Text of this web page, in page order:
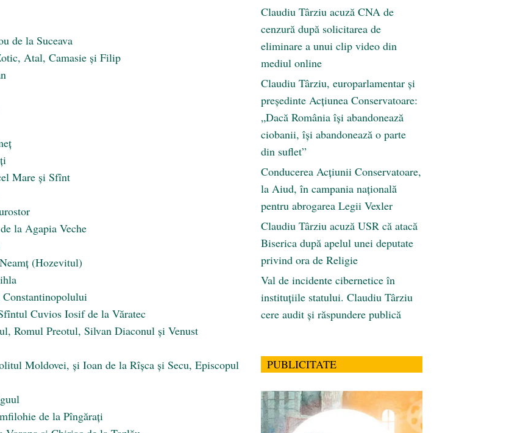
de la Suceava
Atal, Camasie și Filip
Mare și Sfînt
la Agapia Veche
(Hozevitul)
Cuvios Iosif de la Văratec
Romul Preotul, Silvan Diaconul și Venust
Moldovei, și Ioan de la Rîșca și Secu, Episcopul
de la Pîngărați
Claudiu Târziu acuză CNA de
cenzură după solicitarea de
eliminare a unui clip video din
mediul online
Claudiu Târziu, europarlamentar și
președinte Acțiunea Conservatoare:
„Dacă România își abandonează
ciobanii, își abandonează o parte
din suflet”
Conducerea Acțiunii Conservatoare,
la Aiud, în campania națională
pentru abrogarea Legii Vexler
Claudiu Târziu acuză USR că atacă
Biserica după apelul unei deputate
privind ora de Religie
Val de incidente cibernetice în
instituțiile statului. Claudiu Târziu
cere audit și răspundere publică
PUBLICITATE